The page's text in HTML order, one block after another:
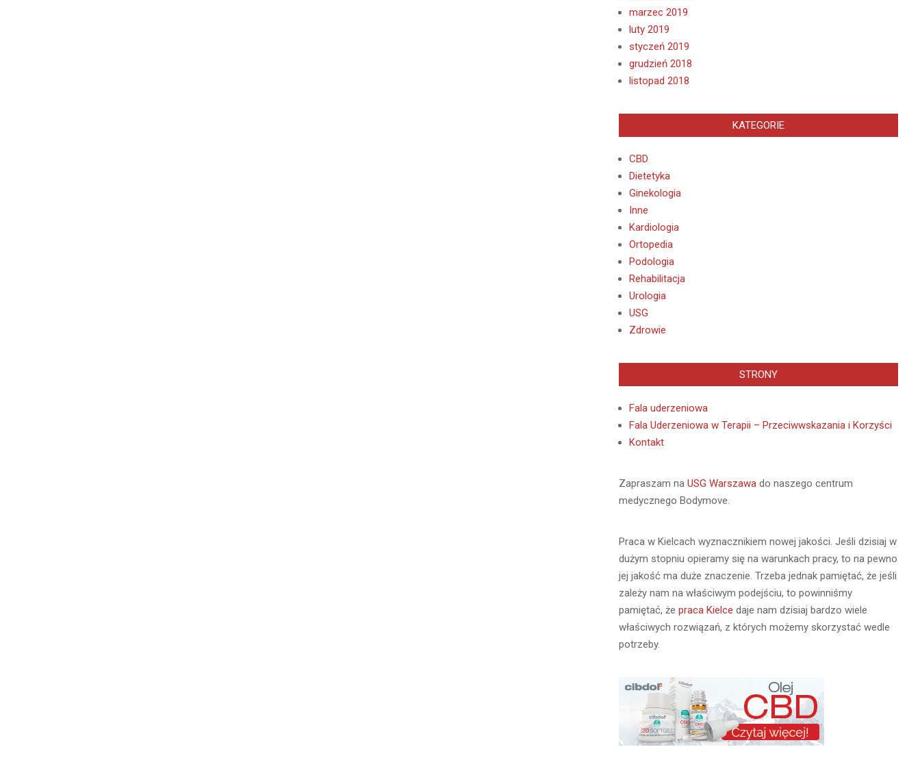
marzec 2019
luty 2019
styczeń 2019
grudzień 2018
listopad 2018
KATEGORIE
CBD
Dietetyka
Ginekologia
Inne
Kardiologia
Ortopedia
Podologia
Rehabilitacja
Urologia
USG
Zdrowie
STRONY
Fala uderzeniowa
Fala Uderzeniowa w Terapii – Przeciwwskazania i Korzyści
Kontakt
Zapraszam na USG Warszawa do naszego centrum
medycznego Bodymove.
Praca w Kielcach wyznacznikiem nowej jakości. Jeśli dzisiaj w
dużym stopniu opieramy się na warunkach pracy, to na pewno
jej jakość ma duże znaczenie. Trzeba jednak pamiętać, że jeśli
zależy nam na właściwym podejściu, to powinniśmy
pamiętać, że praca Kielce daje nam dzisiaj bardzo wiele
właściwych rozwiązań, z których możemy skorzystać wedle
potrzeby.